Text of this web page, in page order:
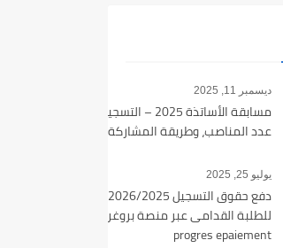
ديسمبر 11, 2025
مسابقة الأساتذة 2025 – التسجيل،
عدد المناصب، وطريقة المشاركة
يوليو 25, 2025
دفع حقوق التسجيل 2026/2025
للطلبة القدامى عبر منصة بروغرس
progres epaiement